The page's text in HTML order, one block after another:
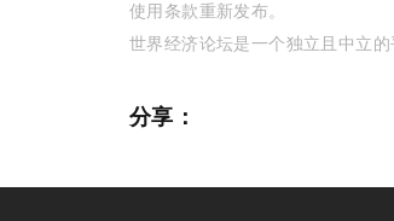
使用条款重新发布。
世界经济论坛是一个独立且中立
分享：